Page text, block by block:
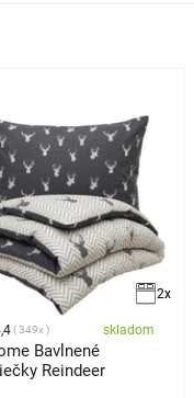
2x
349x skladom
Bavlnené
Reindeer